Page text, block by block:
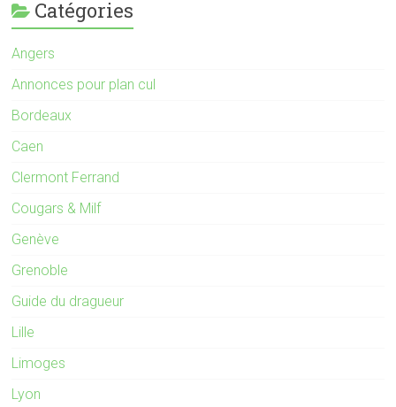
Catégories
Angers
Annonces pour plan cul
Bordeaux
Caen
Clermont Ferrand
Cougars & Milf
Genève
Grenoble
Guide du dragueur
Lille
Limoges
Lyon